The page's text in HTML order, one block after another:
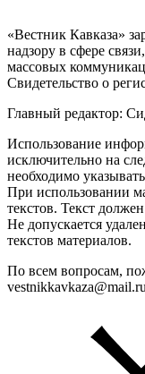
«Вестник Кавказа»
надзору в сфере
массовых
Свидетельство о
Главный редактор:
Использование
исключительно на
необходимо
При использовании
текстов. Текст
Не допускается
текстов материалов.
По всем вопросам,
vestnikkavkaza@mail.ru